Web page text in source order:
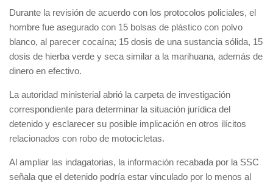
Durante la revisión de acuerdo con los protocolos policiales, el
hombre fue asegurado con 15 bolsas de plástico con polvo
blanco, al parecer cocaína; 15 dosis de una sustancia sólida, 15
dosis de hierba verde y seca similar a la marihuana, además de
dinero en efectivo.
La autoridad ministerial abrió la carpeta de investigación
correspondiente para determinar la situación jurídica del
detenido y esclarecer su posible implicación en otros ilícitos
relacionados con robo de motocicletas.
Al ampliar las indagatorias, la información recabada por la SSC
señala que el detenido podría estar vinculado por lo menos al